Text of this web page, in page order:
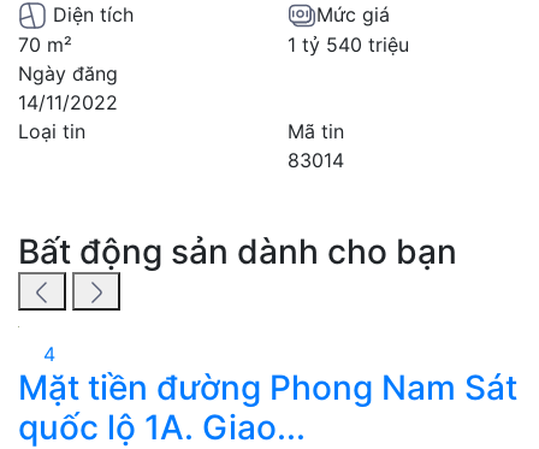
Diện tích
70 m²
Mức giá
1 tỷ 540 triệu
Ngày đăng
14/11/2022
Loại tin
Mã tin
83014
Bất động sản dành cho bạn
4
Mặt tiền đường Phong Nam Sát
quốc lộ 1A. Giao...